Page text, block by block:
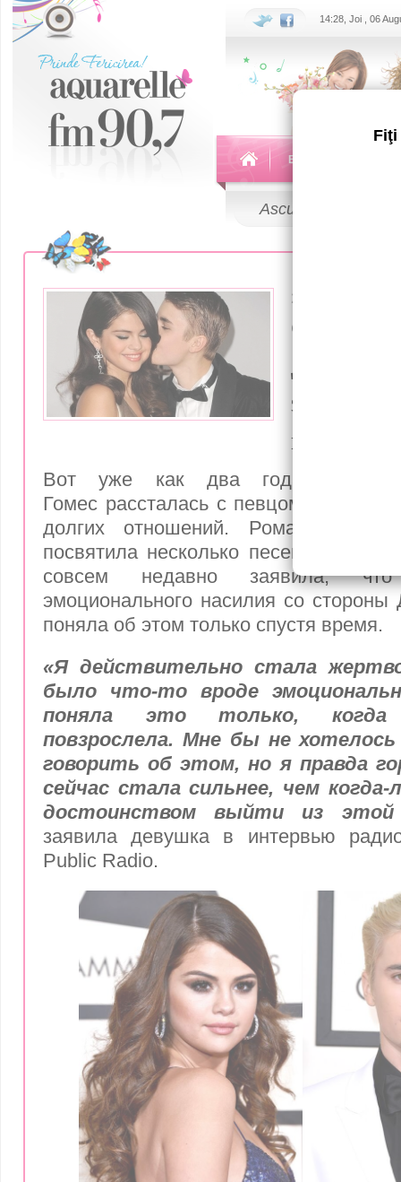
Fiţi
14:28, Joi , 06
Echipa
Ascultă
28 Ianuarie
Селена
насилии
Вот уже как два года назад
Гомес рассталась с певцом
долгих отношений. Роману с
посвятила несколько песен на
совсем недавно заявила,
эмоционального насилия со стороны
поняла об этом только спустя время.
«Я действительно стала
было что-то вроде
поняла это только, когда
повзрослела. Мне бы не
говорить об этом, но я правда
сейчас стала сильнее, чем
достоинством выйти из этой
заявила девушка в интервью
Public Radio.